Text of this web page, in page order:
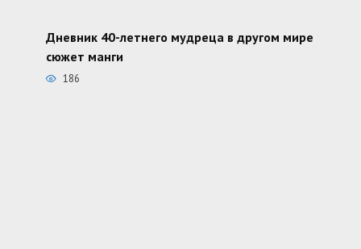
Дневник 40-летнего мудреца в другом мире
сюжет манги
186